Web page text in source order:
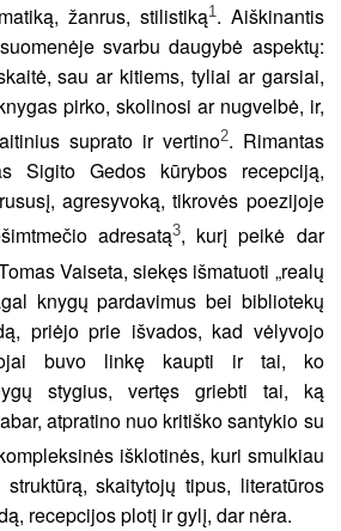
žanrus, stilistiką1. Aiškinantis
svarbu daugybė aspektų:
sau ar kitiems, tyliai ar garsiai,
pirko, skolinosi ar nugvelbė, ir,
suprato ir vertino2. Rimantas
Sigito Gedos kūrybos recepciją,
agresyvoką, tikrovės poezijoje
adresatą3, kurį peikė dar
Vaiseta, siekęs išmatuoti „realų
knygų pardavimus bei bibliotekų
priėjo prie išvados, kad vėlyvojo
buvo linkę kaupti ir tai, ko
stygius, vertęs griebti tai, ką
atpratino nuo kritiško santykio su
išklotinės, kuri smulkiau
skaitytojų tipus, literatūros
recepcijos plotį ir gylį, dar nėra.